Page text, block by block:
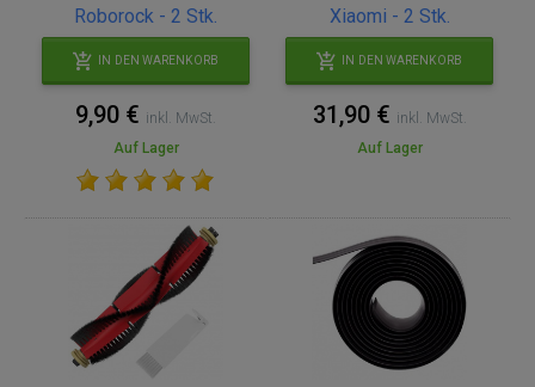
Roborock - 2 Stk.
IN DEN WARENKORB
9,90 € inkl. MwSt.
Auf Lager
Xiaomi - 2 Stk.
IN DEN WARENKORB
31,90 € inkl. MwSt.
Auf Lager